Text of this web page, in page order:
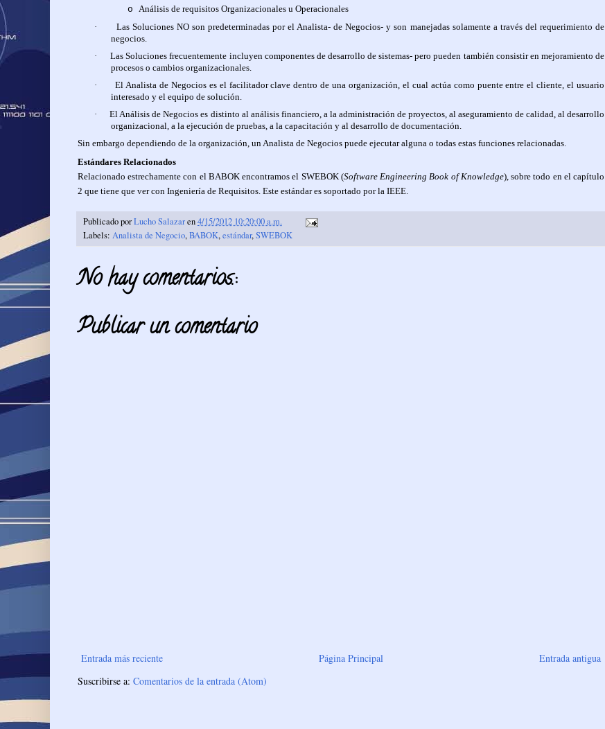
o Análisis de requisitos Organizacionales u Operacionales
·
Las Soluciones NO son predeterminadas por el Analista- de Negocios- y son manejadas solamente a través del requerimiento de
negocios.
·
Las Soluciones frecuentemente incluyen componentes de desarrollo de sistemas- pero pueden también consistir en mejoramiento de
procesos o cambios organizacionales.
·
El Analista de Negocios es el facilitador clave dentro de una organización, el cual actúa como puente entre el cliente, el usuario
interesado y el equipo de solución.
·
El Análisis de Negocios es distinto al análisis financiero, a la administración de proyectos, al aseguramiento de calidad, al desarrollo
organizacional, a la ejecución de pruebas, a la capacitación y al desarrollo de documentación.
Sin embargo dependiendo de la organización, un Analista de Negocios puede ejecutar alguna o todas estas funciones relacionadas.
Estándares Relacionados
Relacionado estrechamente con el BABOK encontramos el SWEBOK (Software Engineering Book of Knowledge), sobre todo en el capítulo
2 que tiene que ver con Ingeniería de Requisitos. Este estándar es soportado por la IEEE.
Publicado porLucho Salazaren4/15/2012 10:20:00 a.m.
Labels: Analista de Negocio,BABOK,estándar,SWEBOK
No hay comentarios.:
Publicar un comentario
Entrada más reciente Entrada antigua
Página Principal
Suscribirse a: Comentarios de la entrada (Atom)